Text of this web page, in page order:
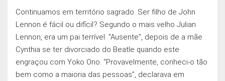
Continuamos em território sagrado. Ser filho de John
Lennon é fácil ou difīcil? Segundo o mais velho Julian
Lennon, era um pai terrível. “Ausente”, depois de a mãe
Cynthia se ter divorciado do Beatle quando este
engraçou com Yoko Ono. “Provavelmente, conheci-o tão
bem como a maioria das pessoas”, declarava em